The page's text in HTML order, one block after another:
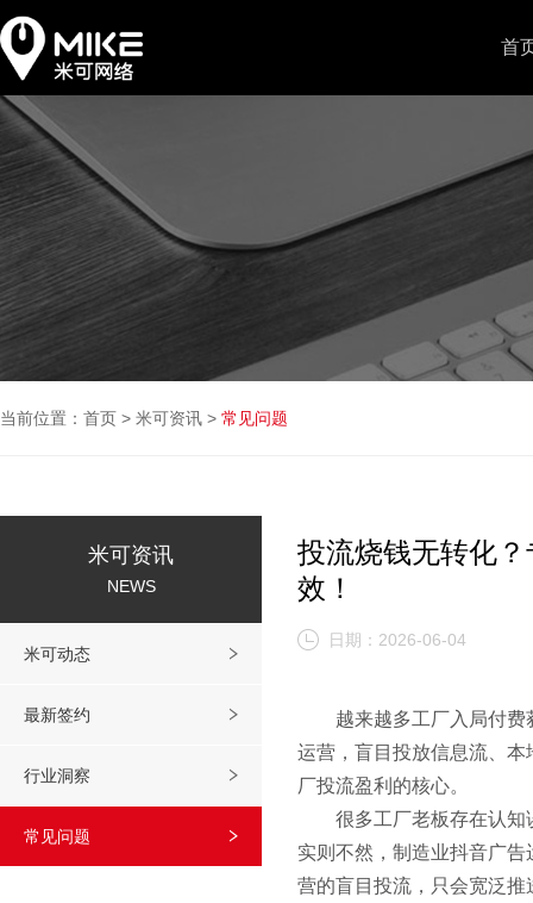
首
当前位置： 首页 > 米可资讯 > 常见问题
米可资讯
NEWS
米可动态
最新签约
行业洞察
常见问题
投流烧钱无转化
效！
日期：2026-06-04
越来越多工厂入局付
运营，盲目投放信息流、
厂投流盈利的核心。
很多工厂老板存在认
实则不然，制造业抖音广
营的盲目投流，只会宽泛